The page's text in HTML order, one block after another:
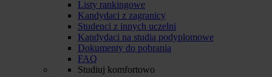
Listy rankingowe
Kandydaci z zagranicy
Studenci z innych uczelni
Kandydaci na studia podyplomowe
Dokumenty do pobrania
FAQ
Studiuj komfortowo